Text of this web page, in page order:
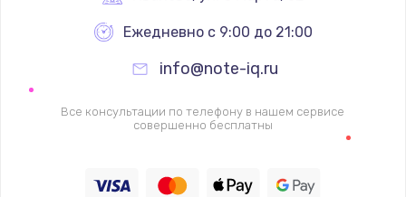
Ежедневно с 9:00 до 21:00
info@note-iq.ru
Все консультации по телефону в нашем сервисе
совершенно бесплатны